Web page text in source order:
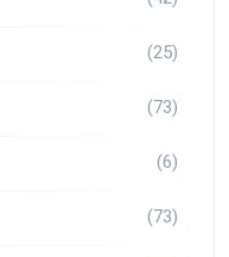
(25)
(73)
(6)
(73)